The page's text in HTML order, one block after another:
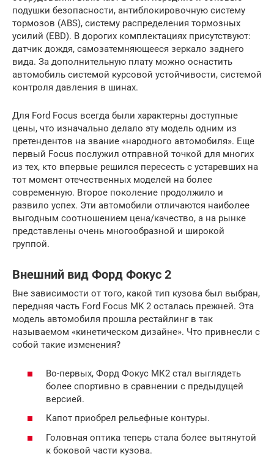
подушки безопасности, антиблокировочную систему
тормозов (ABS), систему распределения тормозных
усилий (EBD). В дорогих комплектациях присутствуют:
датчик дождя, самозатемняющееся зеркало заднего
вида. За дополнительную плату можно оснастить
автомобиль системой курсовой устойчивости, системой
контроля давления в шинах.
Для Ford Focus всегда были характерны доступные
цены, что изначально делало эту модель одним из
претендентов на звание «народного автомобиля». Еще
первый Focus послужил отправной точкой для многих
из тех, кто впервые решился пересесть с устаревших на
тот момент отечественных моделей на более
современную. Второе поколение продолжило и
развило успех. Эти автомобили отличаются наиболее
выгодным соотношением цена/качество, а на рынке
представлены очень многообразной и широкой
группой.
Внешний вид Форд Фокус 2
Вне зависимости от того, какой тип кузова был выбран,
передняя часть Ford Focus MK 2 осталась прежней. Эта
модель автомобиля прошла рестайлинг в так
называемом «кинетическом дизайне». Что привнесли с
собой такие изменения?
Во-первых, Форд Фокус МК2 стал выглядеть
более спортивно в сравнении с предыдущей
версией.
Капот приобрел рельефные контуры.
Головная оптика теперь стала более вытянутой
к боковой части кузова.